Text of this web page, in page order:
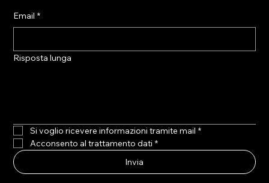
Email *
Risposta lunga
Si voglio ricevere informazioni tramite mail *
Acconsento al trattamento dati *
Invia